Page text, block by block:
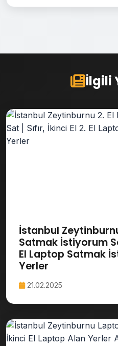
İlgili
İstanbul
Satmak İstiyorum
El Laptop Satmak
Yerler
21.02.2025